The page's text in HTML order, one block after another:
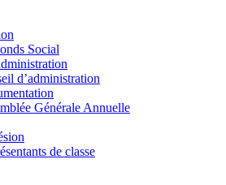
Social
d’administration
Générale Annuelle
de classe